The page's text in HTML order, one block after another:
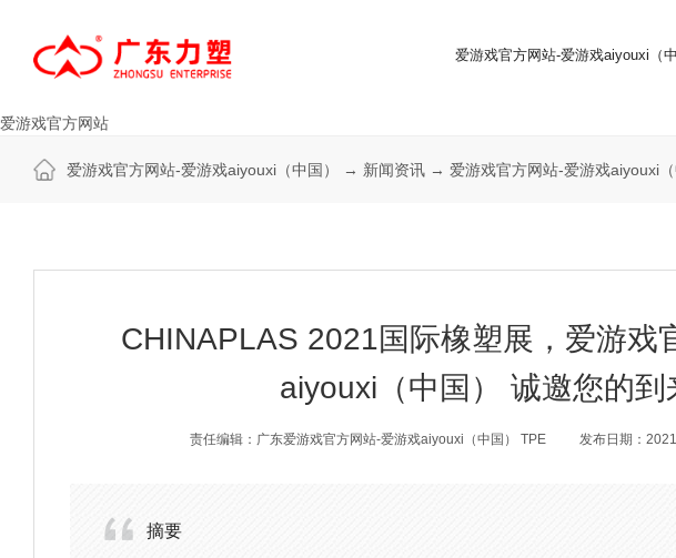
爱游戏官方网站
爱游戏官方网站-爱游戏aiyouxi（中
爱游戏官方网站-爱游戏aiyouxi（中国） → 新闻资讯 → 爱游戏官方网站-爱游戏aiyouxi
CHINAPLAS 2021国际橡塑展，爱游戏
aiyouxi（中国） 诚邀您的到
责任编辑：广东爱游戏官方网站-爱游戏aiyouxi（中国） TPE 发布日期：
摘要